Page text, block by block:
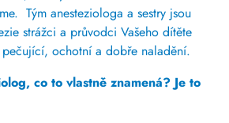
Tým anesteziologa a sestry jsou
strážci a průvodci Vašeho dítěte
ochotní a dobře naladění.
co to vlastně znamená? Je to